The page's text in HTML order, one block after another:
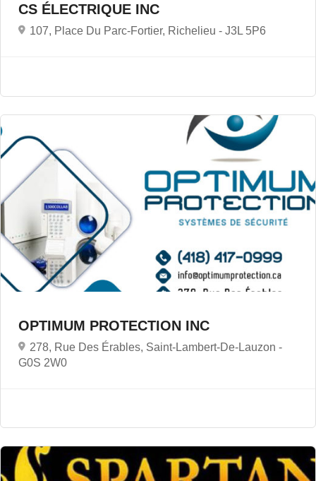
CS ÉLECTRIQUE INC
107, Place Du Parc-Fortier, Richelieu - J3L 5P6
OPTIMUM PROTECTION INC
278, Rue Des Érables, Saint-Lambert-De-Lauzon -
G0S 2W0